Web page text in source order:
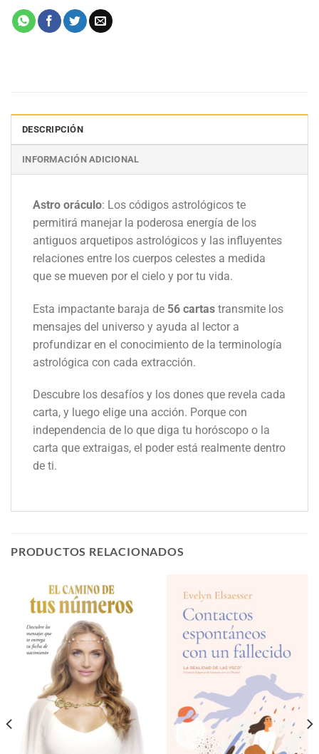
DESCRIPCIÓN
INFORMACIÓN ADICIONAL
Astro oráculo: Los códigos astrológicos te
permitirá manejar la poderosa energía de los
antiguos arquetipos astrológicos y las influyentes
relaciones entre los cuerpos celestes a medida
que se mueven por el cielo y por tu vida.
Esta impactante baraja de 56 cartas transmite los
mensajes del universo y ayuda al lector a
profundizar en el conocimiento de la terminología
astrológica con cada extracción.
Descubre los desafíos y los dones que revela cada
carta, y luego elige una acción. Porque con
independencia de lo que diga tu horóscopo o la
carta que extraigas, el poder está realmente dentro
de ti.
PRODUCTOS RELACIONADOS